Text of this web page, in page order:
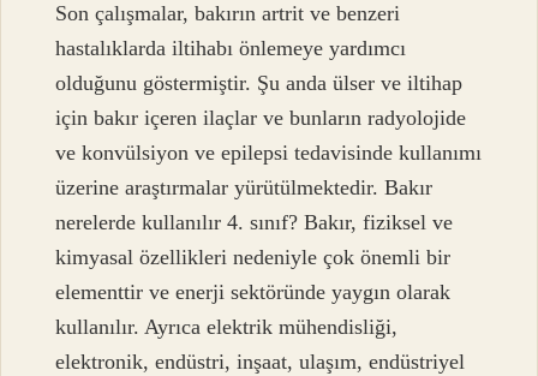
Son çalışmalar, bakırın artrit ve benzeri
hastalıklarda iltihabı önlemeye yardımcı
olduğunu göstermiştir. Şu anda ülser ve iltihap
için bakır içeren ilaçlar ve bunların radyolojide
ve konvülsiyon ve epilepsi tedavisinde kullanımı
üzerine araştırmalar yürütülmektedir. Bakır
nerelerde kullanılır 4. sınıf? Bakır, fiziksel ve
kimyasal özellikleri nedeniyle çok önemli bir
elementtir ve enerji sektöründe yaygın olarak
kullanılır. Ayrıca elektrik mühendisliği,
elektronik, endüstri, inşaat, ulaşım, endüstriyel